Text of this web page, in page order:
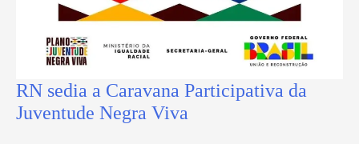
RN sedia a Caravana Participativa da
Juventude Negra Viva